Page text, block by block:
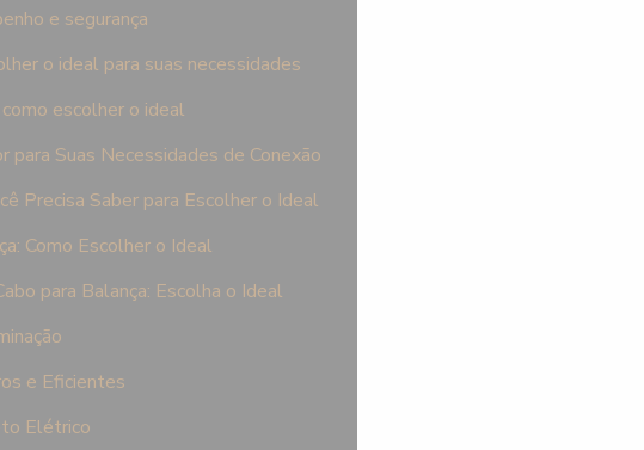
e segurança
o ideal para suas necessidades
escolher o ideal
para Suas Necessidades de Conexão
Precisa Saber para Escolher o Ideal
Como Escolher o Ideal
para Balança: Escolha o Ideal
e Eficientes
Elétrico